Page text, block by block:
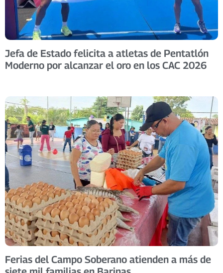
Jefa de Estado felicita a atletas de Pentatlón
Moderno por alcanzar el oro en los CAC 2026
Ferias del Campo Soberano atienden a más de